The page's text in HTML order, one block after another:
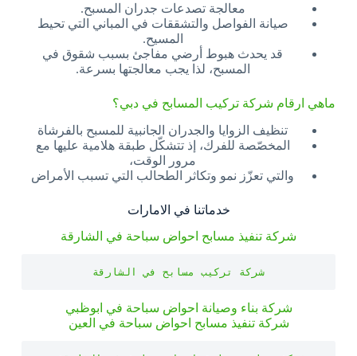
معالجة تصدعات جدران المسبح.
صيانة الفواصل والتشققات في المباني التي تحيط
المسيح.
قد يحدث هبوط أرضي مفاجئ بسبب شقوق في
المسبح، لذا يجب معالجتها بسرعة.
ماهي ارقام شركة تركيب المسابح في دبي؟
تنظيف الزوايا والجدران الجانبية للمسبح بالفرشاة
المخصّصة للفرك، إذ تتشكّل طبقة هلامية عليها مع
مرور الوقت،
والتي تعزّز نمو وتكاثر الطحالب التي تسبب الأمراض
خدماتنا في الامارات
شركة تنفيذ مسابح احواض سباحة في الشارقة
شركة تركيب مسابح في الشارقة
شركة بناء وصيانة احواض سباحة في ابوظبي
شركة تنفيذ مسابح احواض سباحة في العين